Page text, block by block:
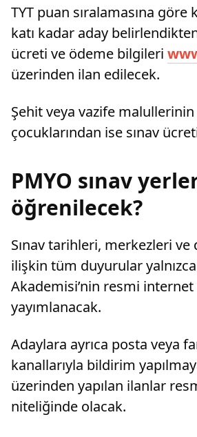
TYT puan sıralamasına göre
katı kadar aday
ücreti ve ödeme bilgileri
üzerinden ilan edilecek.
Şehit veya vazife malullerinin
çocuklarından ise sınav
PMYO sınav
öğrenilecek?
Sınav tarihleri, merkezleri
ilişkin tüm duyurular
Akademisi’nin resmi
yayımlanacak.
Adaylara ayrıca posta veya
kanallarıyla bildirim
üzerinden yapılan ilanlar
niteliğinde olacak.